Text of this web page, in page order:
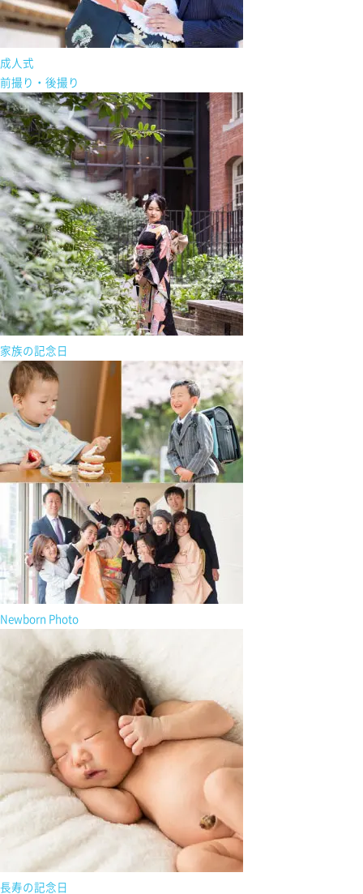
成人式
前撮り・後撮り
家族の記念日
Newborn Photo
長寿の記念日